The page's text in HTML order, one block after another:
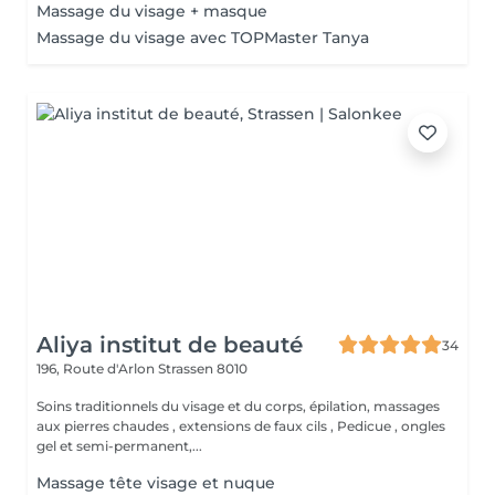
Massage du visage + masque
Massage du visage avec TOPMaster Tanya
Aliya institut de beauté
34
196, Route d'Arlon Strassen 8010
Soins traditionnels du visage et du corps, épilation, massages
aux pierres chaudes , extensions de faux cils , Pedicue , ongles
gel et semi-permanent,...
Massage tête visage et nuque